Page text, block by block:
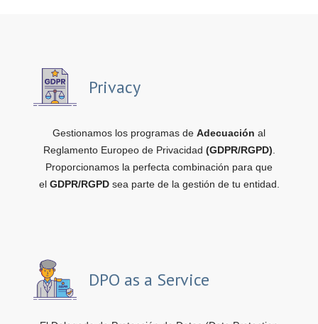
Privacy
Gestionamos los programas de Adecuación al
Reglamento Europeo de Privacidad (GDPR/RGPD)
Proporcionamos la perfecta combinación para que
el GDPR/RGPDsea parte de la gestión de tu entidad.
DPO as a Service